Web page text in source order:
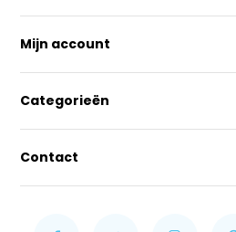
Mijn account
Categorieën
Contact